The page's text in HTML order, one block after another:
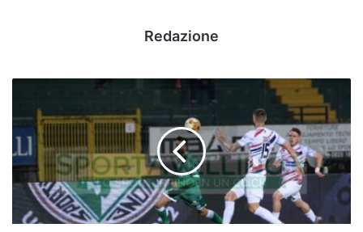
Redazione
il
Padova
pensa
un
Avellino: